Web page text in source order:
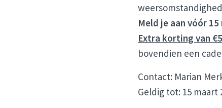
Meld je aan vóór
Extra korting van
bovendien een
Contact: Marian
Geldig tot: 15 maart